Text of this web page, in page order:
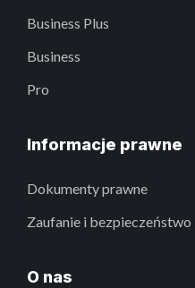
Business Plus
Business
Pro
Informacje prawne
Dokumenty prawne
Zaufanie i bezpieczeństwo
O nas